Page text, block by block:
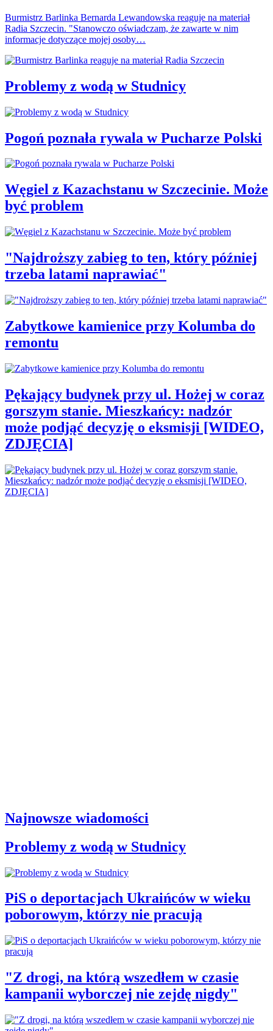
Burmistrz Barlinka Bernarda Lewandowska reaguje na materiał
Radia Szczecin. "Stanowczo oświadczam, że zawarte w nim
informacje dotyczące mojej osoby…
Problemy z wodą w Studnicy
Pogoń poznała rywala w Pucharze Polski
Węgiel z Kazachstanu w Szczecinie. Może
być problem
"Najdroższy zabieg to ten, który później
trzeba latami naprawiać"
Zabytkowe kamienice przy Kolumba do
remontu
Pękający budynek przy ul. Hożej w coraz
gorszym stanie. Mieszkańcy: nadzór
może podjąć decyzję o eksmisji [WIDEO,
ZDJĘCIA]
Najnowsze wiadomości
Problemy z wodą w Studnicy
PiS o deportacjach Ukraińców w wieku
poborowym, którzy nie pracują
"Z drogi, na którą wszedłem w czasie
kampanii wyborczej nie zejdę nigdy"